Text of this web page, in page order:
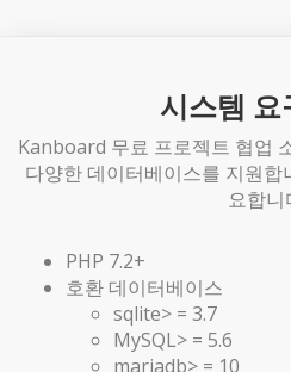
시스템 요
Kanboard 무료 프로젝트 협업
다양한 데이터베이스를 지원합
요합니
PHP 7.2+
호환 데이터베이스
sqlite> = 3.7
MySQL> = 5.6
mariadb> = 10